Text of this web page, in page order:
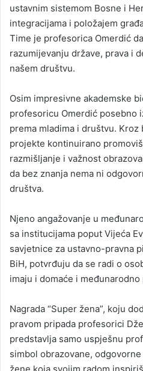
ustavnim sistemom Bosne i
integracijama i položajem
Time je profesorica Omerdić
razumijevanju države, prava i
našem društvu.
Osim impresivne akademske
profesoricu Omerdić posebno
prema mladima i društvu. Kroz
projekte kontinuirano
razmišljanje i važnost
da bez znanja nema ni
društva.
Njeno angažovanje u
sa institucijama poput Vijeća
savjetnice za ustavno-pravna
BiH, potvrđuju da se radi o
imaju i domaće i međunarodno
Nagrada “Super žena”, koju
pravom pripada profesorici
predstavlja samo uspješnu
simbol obrazovane,